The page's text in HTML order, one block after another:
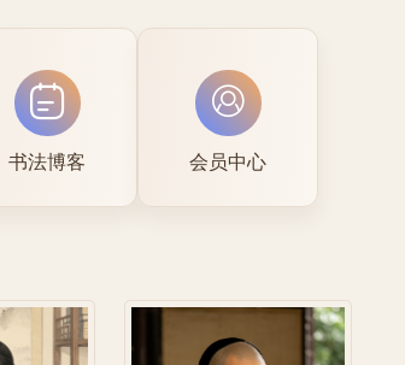
书法博客 会员中心